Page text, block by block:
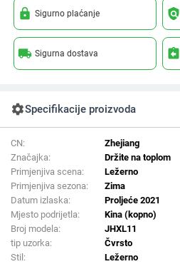
lock Sigurno plaćanje policy
local_shipping Sigurna dostava assignment_return
settingsSpecifikacije proizvoda
CN:
Zhejiang
Značajka:
Držite na toplom
Primjenjiva scena:
Ležerno
Primjenjiva sezona:
Zima
Datum izlaska:
Proljeće 2021
Mjesto podrijetla:
Kina (kopno)
Broj modela:
JHXL11
tip uzorka:
Čvrsto
Stil:
Ležerno